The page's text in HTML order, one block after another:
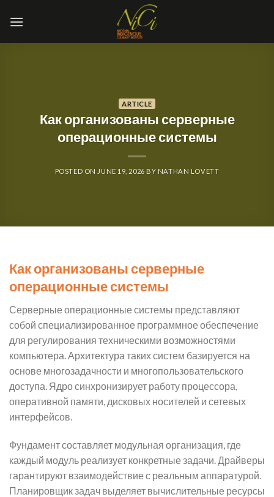
ARTICLE
Как организованы серверные
операционные системы
POSTED ON JUNE 19, 2026 BY NATHAN LOVETT
Как организованы серверные
операционные системы
Серверные операционные системы представляют
собой специализированное программное обеспечение
для регулирования техническими возможностями
компьютера. Архитектура таких систем базируется на
основе многозадачности и многопользовательского
доступа. Ядро синхронизирует работу процессора,
оперативной памяти, дисковых носителей и сетевых
интерфейсов.
Фундамент составляет модульная организация, где
каждый модуль реализует конкретные задачи. Драйверы
гарантируют взаимодействие с реальным аппаратурой.
Планировщик задач выделяет вычислительные ресурсы